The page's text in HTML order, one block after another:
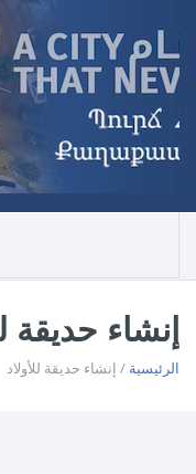
إنشاء حديقة
الرئيسية / إنشاء حديقة للأولاد